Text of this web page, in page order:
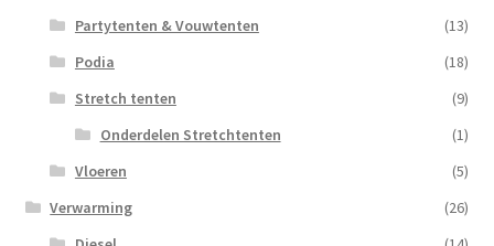
Partytenten & Vouwtenten
(13)
Podia
(18)
Stretch tenten
(9)
Onderdelen Stretchtenten
(1)
Vloeren
(5)
Verwarming
(26)